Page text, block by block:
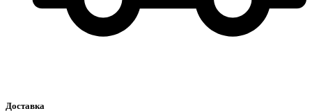
Доставка